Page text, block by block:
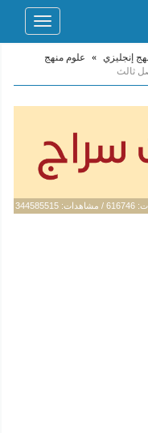
Toggle
إنجليزي »
علوم منهج
ثالث
344585515